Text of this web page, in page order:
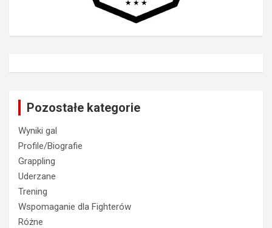
Pozostałe kategorie
Wyniki gal
Profile/Biografie
Grappling
Uderzane
Trening
Wspomaganie dla Fighterów
Różne